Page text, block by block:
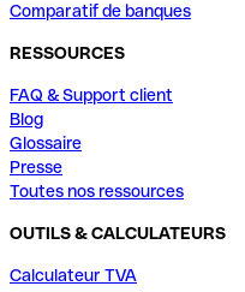
Comparatif de banques
RESSOURCES
FAQ & Support client
Blog
Glossaire
Presse
Toutes nos ressources
OUTILS & CALCULATEURS
Calculateur TVA